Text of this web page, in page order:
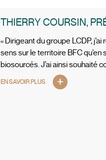
THIERRY COURSIN,
« Dirigeant du groupe LCDP,
sens sur le territoire BFC
biosourcés. J’ai ainsi souhaité
EN SAVOIR PLUS